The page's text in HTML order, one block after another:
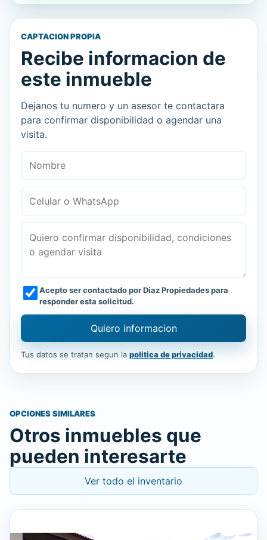
CAPTACION PROPIA
Recibe informacion de
este inmueble
Dejanos tu numero y un asesor te contactara
para confirmar disponibilidad o agendar una
visita.
Nombre
Celular o WhatsApp
Mensaje
Acepto ser contactado por Diaz Propiedades para
responder esta solicitud.
Quiero informacion
Tus datos se tratan segun la politica de privacidad.
OPCIONES SIMILARES
Otros inmuebles que
pueden interesarte
Ver todo el inventario